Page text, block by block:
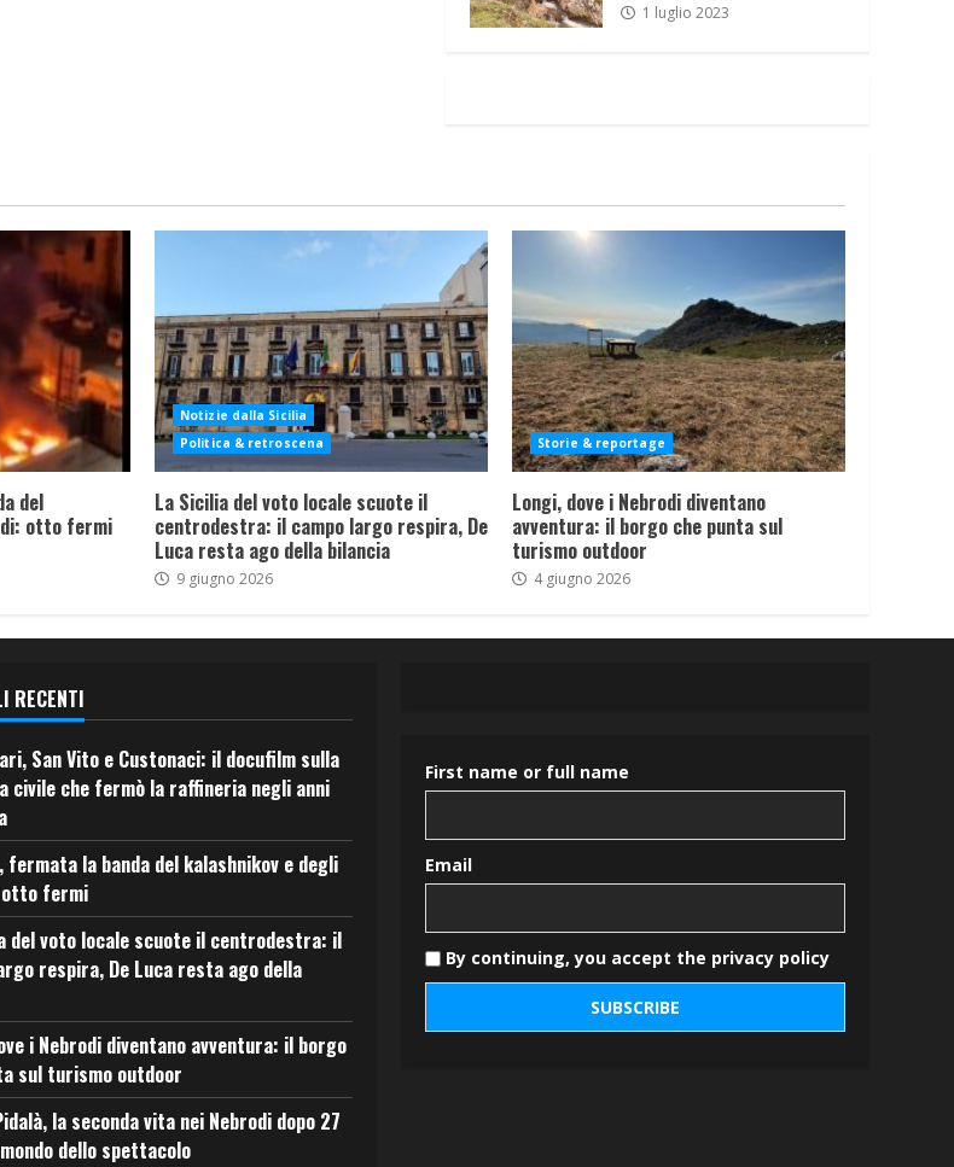
1 luglio 2023
del
otto fermi
Notizie dalla Sicilia
Politica & retroscena
La Sicilia del voto locale scuote il
centrodestra: il campo largo respira, De
Luca resta ago della bilancia
9 giugno 2026
Storie & reportage
Longi, dove i Nebrodi diventano
avventura: il borgo che punta sul
turismo outdoor
4 giugno 2026
RECENTI
San Vito e Custonaci: il docufilm sulla
civile che fermò la raffineria negli anni
fermata la banda del kalashnikov e degli
otto fermi
del voto locale scuote il centrodestra: il
respira, De Luca resta ago della
i Nebrodi diventano avventura: il borgo
sul turismo outdoor
la seconda vita nei Nebrodi dopo 27
dello spettacolo
First name or full name
Email
By continuing, you accept the privacy policy